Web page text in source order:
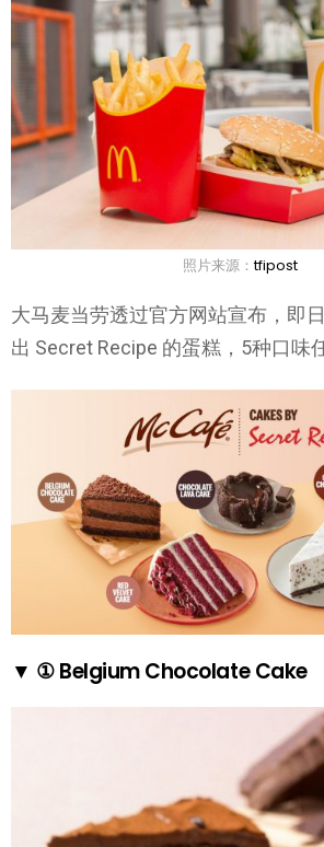
照片来源：tfipost
大马麦当劳透过官方网站宣布，即
出 Secret Recipe 的蛋糕，5种口味
▼ ① Belgium Chocolate Cake